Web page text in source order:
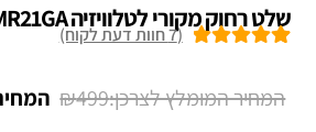
שלט רחוק מקורי ‏לטלוויזיה LG MR21GA
(
7חוות דעת לקוח)
₪499
המחיר